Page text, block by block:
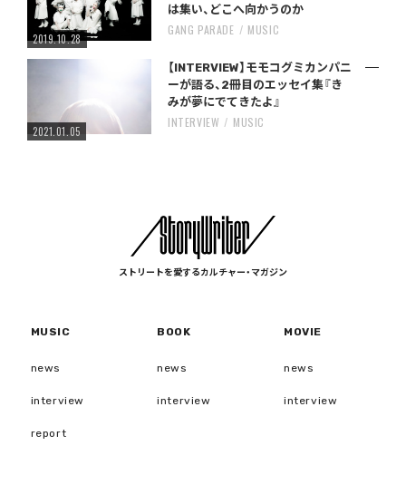
2019.10.28
は集い、どこへ向かうのか
GANG PARADE MUSIC
2021.01.05
【INTERVIEW】モモコグミカンパニ
ーが語る、2冊目のエッセイ集『き
みが夢にでてきたよ』
INTERVIEW MUSIC
ストリートを愛するカルチャー・マガジン
MUSIC
news
interview
report
BOOK
news
interview
MOVIE
news
interview